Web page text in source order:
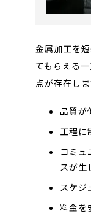
金属加工を
てもらえる
点が存在しま
品質が
工程に
コミュ
スが生
スケジ
料金を